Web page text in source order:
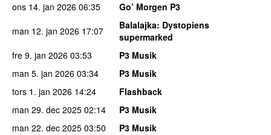
ons 14. jan 2026 06:35
Go’ Morgen P3
man 12. jan 2026 17:07 Balalajka: Dystopiens
supermarked
fre 9. jan 2026 03:53
P3 Musik
man 5. jan 2026 03:34
P3 Musik
tors 1. jan 2026 14:24
Flashback
man 29. dec 2025 02:14
P3 Musik
man 22. dec 2025 03:50 P3 Musik